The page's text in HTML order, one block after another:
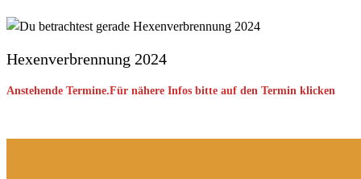
Hexenverbrennung 2024
Anstehende Termine.Für nähere Infos bitte auf den Termin klicken